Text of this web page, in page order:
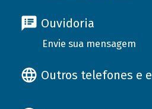
Ouvidoria
Envie sua mensagem
Outros telefones e